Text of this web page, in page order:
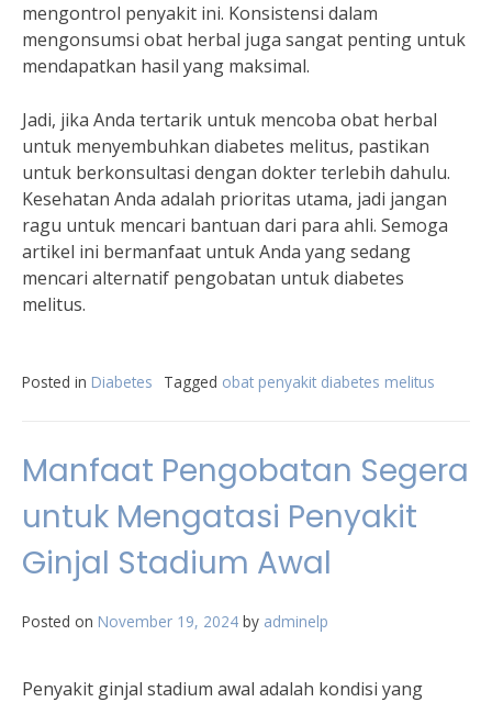
mengontrol penyakit ini. Konsistensi dalam
mengonsumsi obat herbal juga sangat penting untuk
mendapatkan hasil yang maksimal.
Jadi, jika Anda tertarik untuk mencoba obat herbal
untuk menyembuhkan diabetes melitus, pastikan
untuk berkonsultasi dengan dokter terlebih dahulu.
Kesehatan Anda adalah prioritas utama, jadi jangan
ragu untuk mencari bantuan dari para ahli. Semoga
artikel ini bermanfaat untuk Anda yang sedang
mencari alternatif pengobatan untuk diabetes
melitus.
Posted in Diabetes Tagged obat penyakit diabetes melitus
Manfaat Pengobatan Segera
untuk Mengatasi Penyakit
Ginjal Stadium Awal
Posted on November 19, 2024 by adminelp
Penyakit ginjal stadium awal adalah kondisi yang